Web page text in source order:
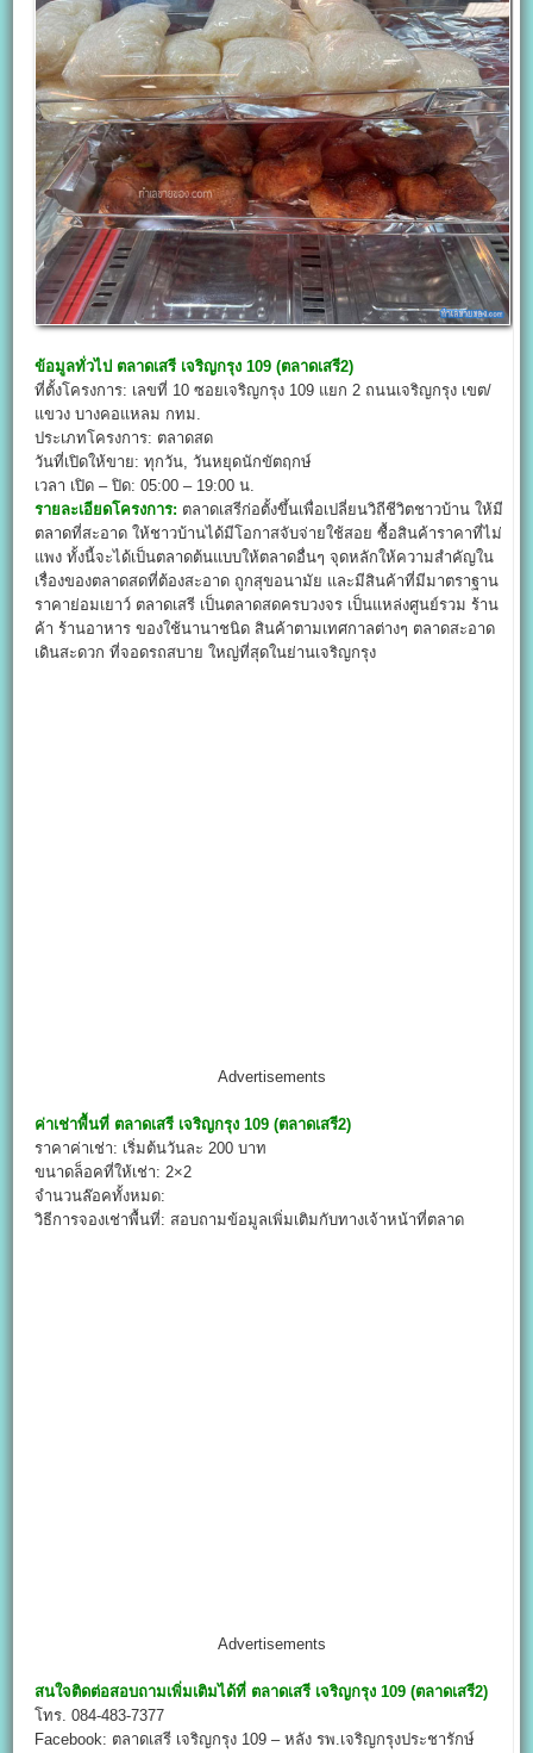
ข้อมูลทั่วไป ตลาดเสรี เจริญกรุง 109 (ตลาดเสรี2)
ที่ตั้งโครงการ: เลขที่ 10 ซอยเจริญกรุง 109 แยก 2 ถนนเจริญกรุง เขต/
แขวง บางคอแหลม กทม.
ประเภทโครงการ: ตลาดสด
วันที่เปิดให้ขาย: ทุกวัน, วันหยุดนักขัตฤกษ์
เวลา เปิด – ปิด: 05:00 – 19:00 น.
รายละเอียดโครงการ: ตลาดเสรีก่อตั้งขึ้นเพื่อเปลี่ยนวิถีชีวิตชาวบ้าน ให้มี
ตลาดที่สะอาด ให้ชาวบ้านได้มีโอกาสจับจ่ายใช้สอย ซื้อสินค้าราคาที่ไม่
แพง ทั้งนี้จะได้เป็นตลาดต้นแบบให้ตลาดอื่นๆ จุดหลักให้ความสำคัญใน
เรื่องของตลาดสดที่ต้องสะอาด ถูกสุขอนามัย และมีสินค้าที่มีมาตราฐาน
ราคาย่อมเยาว์ ตลาดเสรี เป็นตลาดสดครบวงจร เป็นแหล่งศูนย์รวม ร้าน
ค้า ร้านอาหาร ของใช้นานาชนิด สินค้าตามเทศกาลต่างๆ ตลาดสะอาด
เดินสะดวก ที่จอดรถสบาย ใหญ่ที่สุดในย่านเจริญกรุง
Advertisements
ค่าเช่าพื้นที่ ตลาดเสรี เจริญกรุง 109 (ตลาดเสรี2)
ราคาค่าเช่า: เริ่มต้นวันละ 200 บาท
ขนาดล็อคที่ให้เช่า: 2×2
จำนวนล๊อคทั้งหมด:
วิธีการจองเช่าพื้นที่: สอบถามข้อมูลเพิ่มเติมกับทางเจ้าหน้าที่ตลาด
Advertisements
สนใจติดต่อสอบถามเพิ่มเติมได้ที่ ตลาดเสรี เจริญกรุง 109 (ตลาดเสรี2)
โทร. 084-483-7377
Facebook: ตลาดเสรี เจริญกรุง 109 – หลัง รพ.เจริญกรุงประชารักษ์